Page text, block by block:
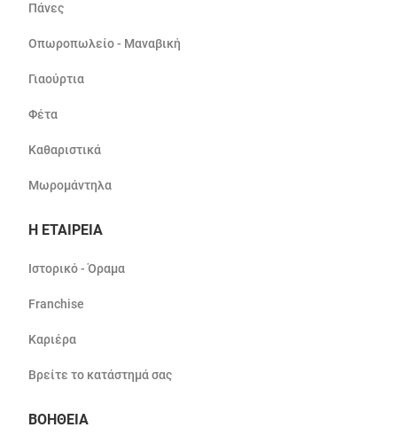
Πάνες
Οπωροπωλείο - Μαναβική
Γιαούρτια
Φέτα
Καθαριστικά
Μωρομάντηλα
Η ΕΤΑΙΡΕΙΑ
Ιστορικό - Όραμα
Franchise
Καριέρα
Βρείτε το κατάστημά σας
ΒΟΗΘΕΙΑ